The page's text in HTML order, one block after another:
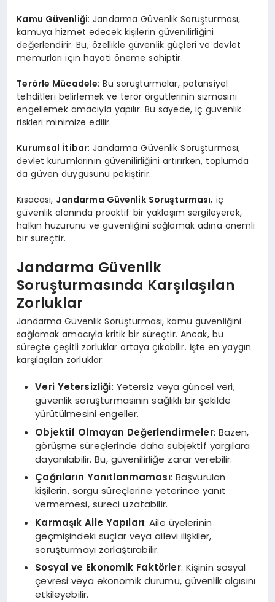
Kamu Güvenliği: Jandarma Güvenlik Soruşturması,
kamuya hizmet edecek kişilerin güvenilirliğini
değerlendirir. Bu, özellikle güvenlik güçleri ve devlet
memurları için hayati öneme sahiptir.
Terörle Mücadele: Bu soruşturmalar, potansiyel
tehditleri belirlemek ve terör örgütlerinin sızmasını
engellemek amacıyla yapılır. Bu sayede, iç güvenlik
riskleri minimize edilir.
Kurumsal İtibar: Jandarma Güvenlik Soruşturması,
devlet kurumlarının güvenilirliğini artırırken, toplumda
da güven duygusunu pekiştirir.
Kısacası, Jandarma Güvenlik Soruşturması, iç
güvenlik alanında proaktif bir yaklaşım sergileyerek,
halkın huzurunu ve güvenliğini sağlamak adına önemli
bir süreçtir.
Jandarma Güvenlik
Soruşturmasında Karşılaşılan
Zorluklar
Jandarma Güvenlik Soruşturması, kamu güvenliğini
sağlamak amacıyla kritik bir süreçtir. Ancak, bu
süreçte çeşitli zorluklar ortaya çıkabilir. İşte en yaygın
karşılaşılan zorluklar:
Veri Yetersizliği: Yetersiz veya güncel veri,
güvenlik soruşturmasının sağlıklı bir şekilde
yürütülmesini engeller.
Objektif Olmayan Değerlendirmeler: Bazen,
görüşme süreçlerinde daha subjektif yargılara
dayanılabilir. Bu, güvenilirliğe zarar verebilir.
Çağrıların Yanıtlanmaması: Başvurulan
kişilerin, sorgu süreçlerine yeterince yanıt
vermemesi, süreci uzatabilir.
Karmaşık Aile Yapıları: Aile üyelerinin
geçmişindeki suçlar veya ailevi ilişkiler,
soruşturmayı zorlaştırabilir.
Sosyal ve Ekonomik Faktörler: Kişinin sosyal
çevresi veya ekonomik durumu, güvenlik algısını
etkileyebilir.